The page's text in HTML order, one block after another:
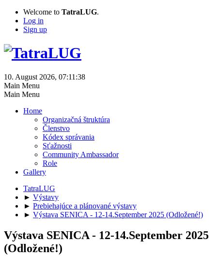
Welcome to TatraLUG.
Log in
Sign up
10. August 2026, 07:11:38
Main Menu
Main Menu
Home
Organizačná štruktúra
Členstvo
Kódex správania
Sťažnosti
Community Ambassador
Role
Gallery
TatraLUG
► Výstavy
► Prebiehajúce a plánované výstavy
► Výstava SENICA - 12-14.September 2025 (Odložené!)
Výstava SENICA - 12-14.September 2025
(Odložené!)